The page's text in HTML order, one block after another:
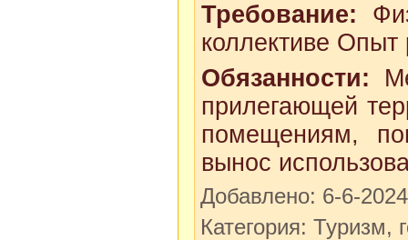
Требование:
коллективе
Обязанности:
прилегающей
помещениям,
вынос
Добавлено: 6-6-2024
Категория: Туризм,